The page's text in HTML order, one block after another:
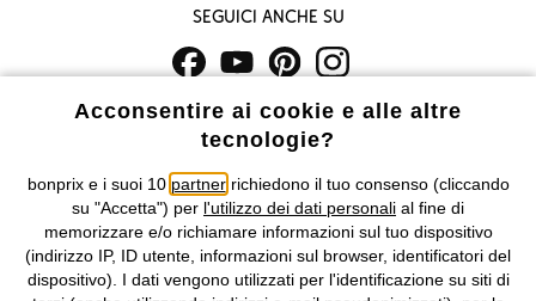
Seguici anche su
I prezzi sono IVA inclusa. Non includonole spese di spedizione e i
costi di servizio.
Condizioni di vendita
Informativa privacy e cookie Gestione dei cookie
Acconsentire ai cookie e alle altre
tecnologie?
bonprix e i suoi 10 partnerrichiedono il tuo consenso (cliccando
su "Accetta") per l'utilizzo dei dati personali al fine di
memorizzare e/o richiamare informazioni sul tuo dispositivo
(indirizzo IP, ID utente, informazioni sul browser, identificatori del
dispositivo). I dati vengono utilizzati per l'identificazione su siti di